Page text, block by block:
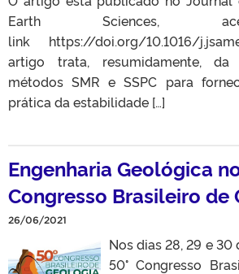
Earth Sciences,
link https://doi.org/10.1016/
artigo trata, resumidamente, da
métodos SMR e SSPC para
prática da estabilidade […]
Engenharia Geológica
Congresso Brasileiro de
26/06/2021
Nos dias 28, 29 e
50° Congresso